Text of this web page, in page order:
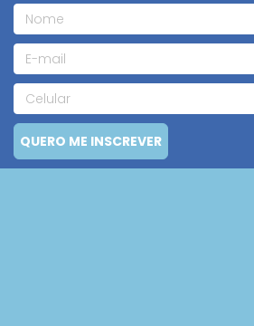
QUERO ME INSCREVER